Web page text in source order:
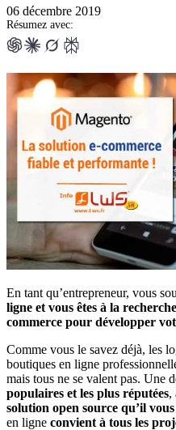
06 décembre 2019
Résumez avec:
En tant qu’entrepreneur, vous
ligne et vous êtes à la
commerce pour développer
Comme vous le savez déjà, les
boutiques en ligne
mais tous ne se valent pas. Une
populaires et les plus réputées,
solution open source qu’il
en ligne convient à tous les